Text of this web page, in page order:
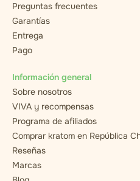
Preguntas frecuentes
Garantías
Entrega
Pago
Información general
Sobre nosotros
VIVA y recompensas
Programa de afiliados
Comprar kratom en República
Reseñas
Marcas